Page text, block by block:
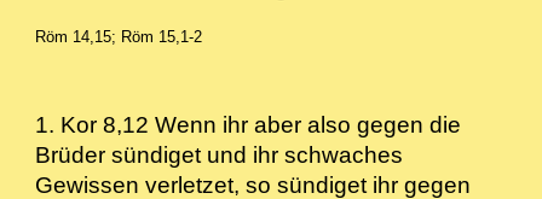
Röm 14,15; Röm 15,1-2
1. Kor 8,12 Wenn ihr aber also gegen die
Brüder sündiget und ihr schwaches
Gewissen verletzet, so sündiget ihr gegen